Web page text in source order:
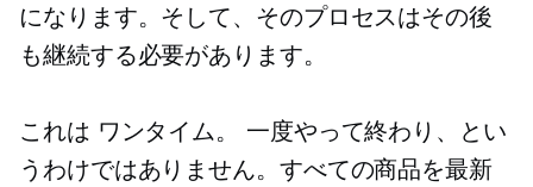
になります。そして、そのプロセスはその後
も継続する必要があります。
これは ワンタイム。
一度やって終わり、とい
うわけではありません。すべての商品を最新